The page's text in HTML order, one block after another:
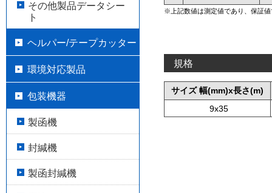
※上記数値は測定値であり、保証
規格
サイズ 幅(mm)x長さ(m)
9x35
その他製品データシー
ト
ヘルパー/テープカッター
環境対応製品
包装機器
製函機
封緘機
製函封緘機